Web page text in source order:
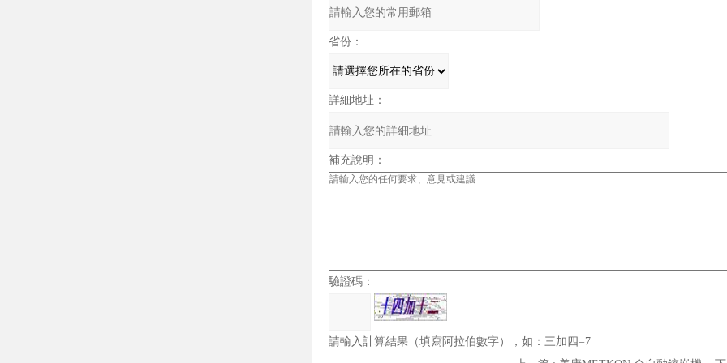
省份：
詳細地址：
補充說明：
驗證碼：
請輸入計算結果（填寫阿拉伯數字），如：三加四=7